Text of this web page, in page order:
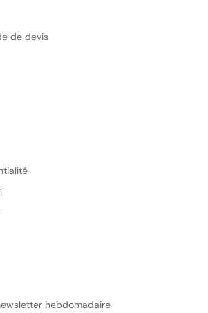
de devis
hebdomadaire